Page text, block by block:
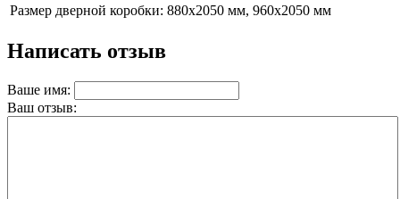
Размер дверной коробки: 880х2050 мм, 960х2050 мм
Написать отзыв
Ваше имя:
Ваш отзыв: